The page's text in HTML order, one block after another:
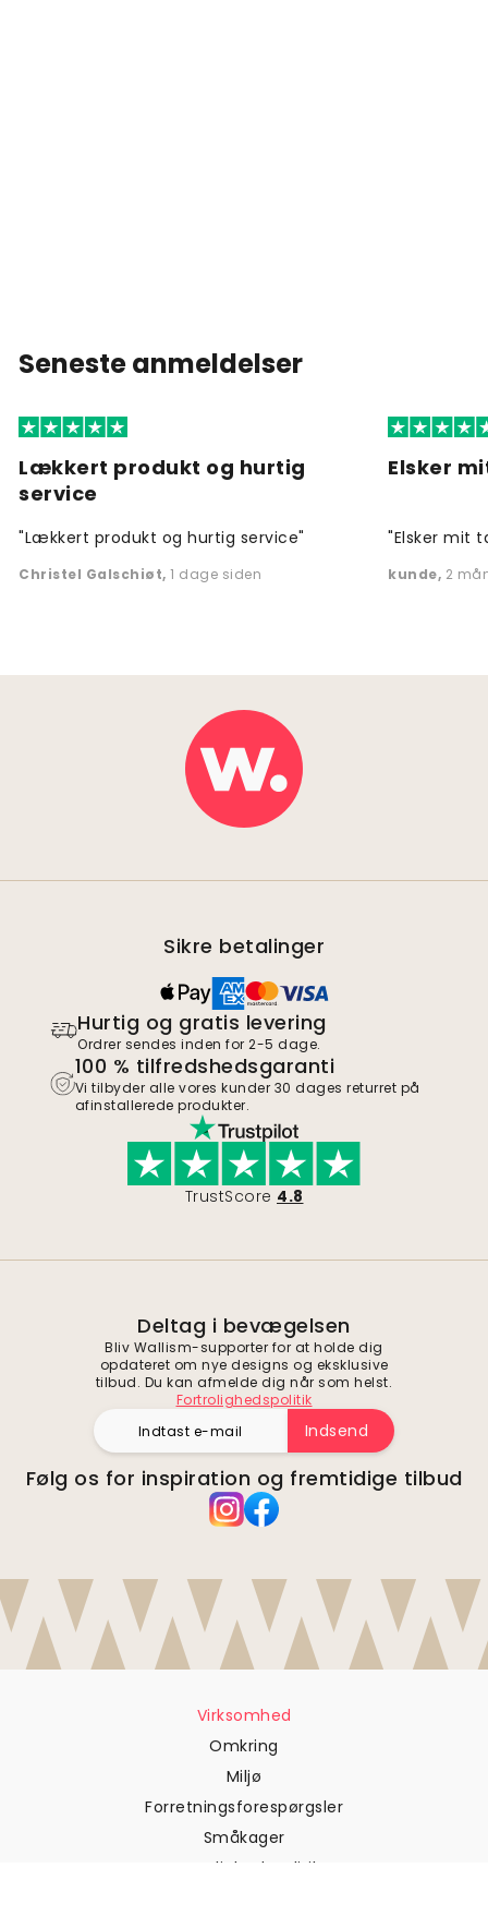
Seneste anmeldelser
Lækkert produkt og hurtig
service
"Lækkert produkt og hurtig service"
Christel Galschiøt, 1 dage siden
Elsker
"Elsker mit
kunde, 2
Sikre betalinger
Hurtig og gratis levering
Ordrer sendes inden for 2-5 dage.
100 % tilfredshedsgaranti
Vi tilbyder alle vores kunder 30 dages returret på
afinstallerede produkter.
TrustScore 4.8
Deltag i bevægelsen
Bliv Wallism-supporter for at holde dig
opdateret om nye designs og eksklusive
tilbud. Du kan afmelde dig når som helst.
Fortrolighedspolitik
Indsend
Følg os for inspiration og fremtidige tilbud
Virksomhed
Omkring
Miljø
Forretningsforespørgsler
Småkager
Fortrolighedspolitik